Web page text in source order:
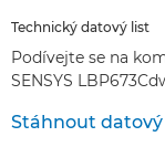
Technický datový list
Podívejte se na
SENSYS
Stáhnout